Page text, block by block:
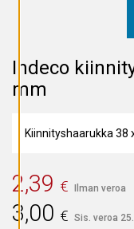
K
I
S
Y
A
I
Indeco
mm
Kiinnityshaarukka 38
2,39 € Ilman veroa
3,00 € Sis. veroa